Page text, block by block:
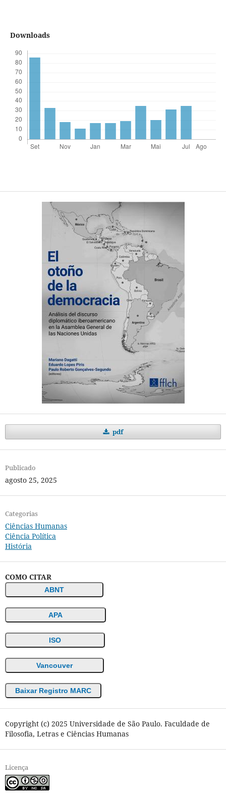
Downloads
pdf
Publicado
agosto 25, 2025
Categorias
Ciências Humanas
Ciência Política
História
COMO CITAR
ABNT
APA
ISO
Vancouver
Baixar Registro MARC
Copyright (c) 2025 Universidade de São Paulo. Faculdade de
Filosofia, Letras e Ciências Humanas
Licença